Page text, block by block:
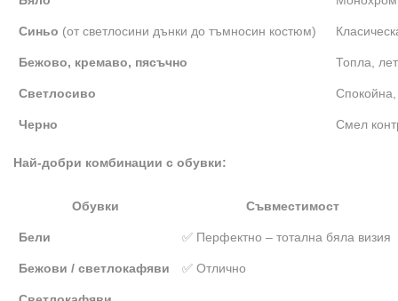
Синьо (от светлосини дънки до тъмносин костюм)
Бежово, кремаво, пясъчно Топла,
Светлосиво
Черно Смел
Най-добри комбинации с обувки:
Обувки Съвместимост
Бели ✅ Перфектно – тотална бяла визия
Бежови / светлокафяви ✅ Отлично